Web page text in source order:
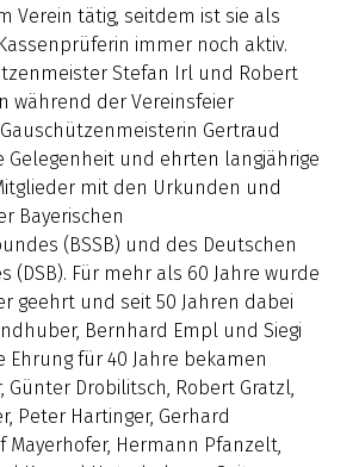
Verein tätig, seitdem ist sie als
immer noch aktiv.
Stefan Irl und Robert
während der Vereinsfeier
Gertraud
Gelegenheit und ehrten langjährige
mit den Urkunden und
Bayerischen
(BSSB) und des Deutschen
(DSB). Für mehr als 60 Jahre wurde
geehrt und seit 50 Jahren dabei
Bernhard Empl und Siegi
Ehrung für 40 Jahre bekamen
Günter Drobilitsch, Robert Gratzl,
Peter Hartinger, Gerhard
Mayerhofer, Hermann Pfanzelt,